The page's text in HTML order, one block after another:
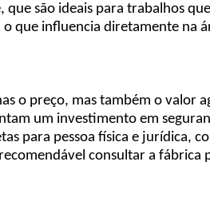
são ideais para trabalhos
que influencia diretamente na
o preço, mas também o valor
um investimento em
para pessoa física e jurídica,
consultar a